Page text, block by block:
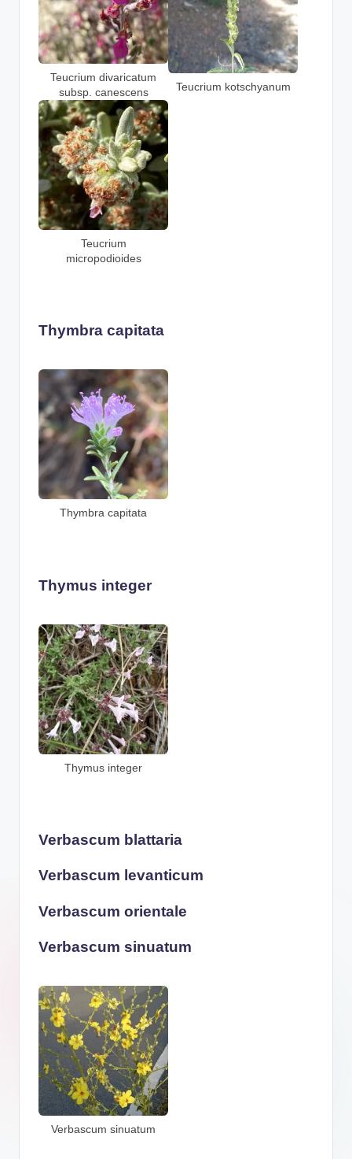
Teucrium divaricatum
subsp. canescens
Teucrium kotschyanum
Teucrium
micropodioides
Thymbra capitata
Thymbra capitata
Thymus integer
Thymus integer
Verbascum blattaria
Verbascum levanticum
Verbascum orientale
Verbascum sinuatum
Verbascum sinuatum